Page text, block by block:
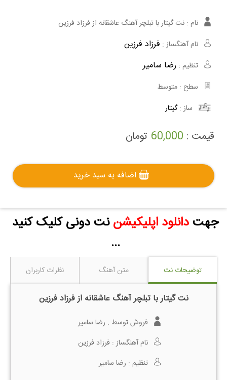
نام : نت گیتار با تبلچر آهنگ عاشقانه از فرزاد فرزین
نام آهنگساز : فرزاد فرزین
تنظیم : رضا سامیر
سطح : متوسط
ساز :گیتار
قیمت : 60,000 تومان
اضافه به سبد خرید
جهتدانلود اپلیکیشن نت دونی کلیک کنید
...
توضیحات نت متن آهنگ نظرات کاربران
نت گیتار با تبلچر آهنگ عاشقانه از فرزاد فرزین
فروش توسط : رضا سامیر
نام آهنگساز : فرزاد فرزین
تنظیم : رضا سامیر